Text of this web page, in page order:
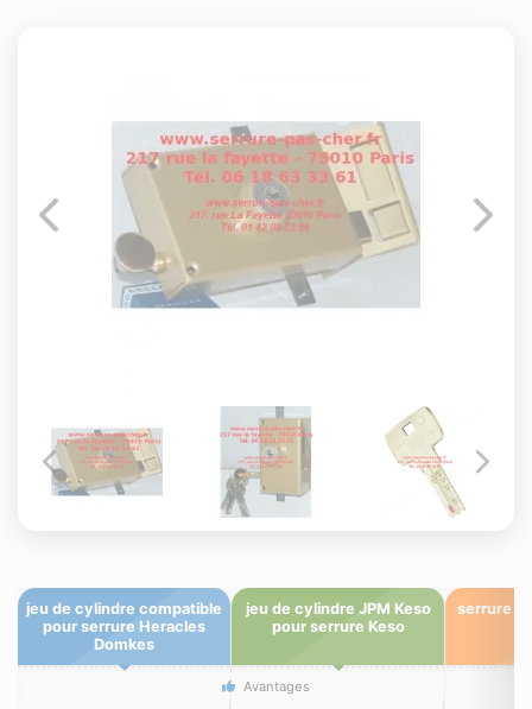
jeu de cylindre compatible
pour serrure Heracles
Domkes
jeu de cylindre JPM Keso
pour serrure Keso
serrure
Avantages